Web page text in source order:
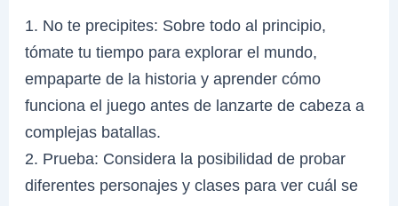
1. No te precipites: Sobre todo al principio,
tómate tu tiempo para explorar el mundo,
empaparte de la historia y aprender cómo
funciona el juego antes de lanzarte de cabeza a
complejas batallas.
2. Prueba: Considera la posibilidad de probar
diferentes personajes y clases para ver cuál se